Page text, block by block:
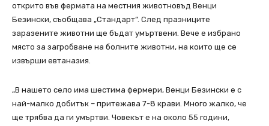
открито във фермата на местния животновъд Венци
Безински, съобщава „Стандарт”. След празниците
заразените животни ще бъдат умъртвени. Вече е избрано
място за загробване на болните животни, на които ще се
извърши евтаназия.
„В нашето село има шестима фермери, Венци Безински е с
най-малко добитък – притежава 7-8 крави. Много жалко, че
ще трябва да ги умъртви. Човекът е на около 55 години,